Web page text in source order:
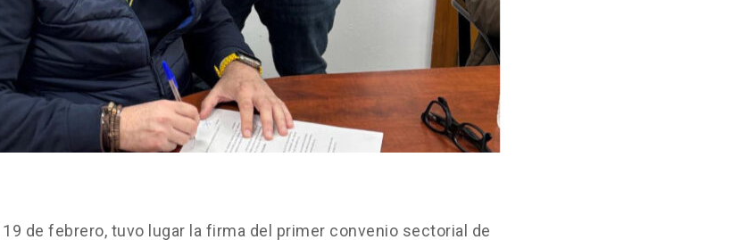
19 de febrero, tuvo lugar la firma del primer convenio sectorial de